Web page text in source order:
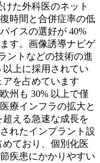
た外科医のネット
時間と合併症率の低
イスの選好が 40%
す。画像誘導ナビゲ
ントなどの技術の進
上に採用されてい
アを占めています
州も 30% 以上で僅
療インフラの拡大と
超える急速な成長を
れたインプラント設
ており、個別化医
疾患にかかりやすい